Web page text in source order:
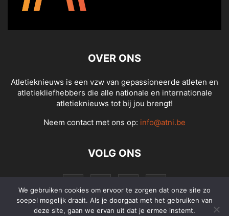
OVER ONS
Atletieknieuws is een vzw van gepassioneerde atleten en
atletiekliefhebbers die alle nationale en internationale
atletieknieuws tot bij jou brengt!
Neem contact met ons op: info@atni.be
VOLG ONS
We gebruiken cookies om ervoor te zorgen dat onze site zo
soepel mogelijk draait. Als je doorgaat met het gebruiken van
deze site, gaan we ervan uit dat je ermee instemt.